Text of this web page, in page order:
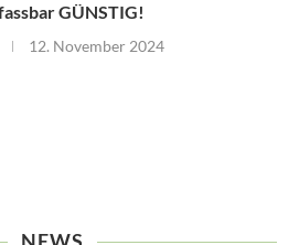
GÜNSTIG!
12. November 2024